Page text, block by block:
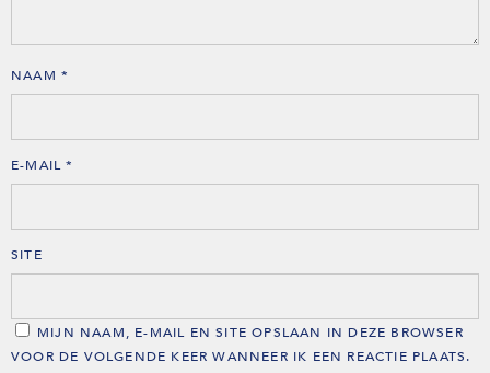
NAAM *
E-MAIL*
SITE
MIJN NAAM, E-MAIL EN SITE OPSLAAN IN DEZE BROWSER
VOOR DE VOLGENDE KEER WANNEER IK EEN REACTIE PLAATS.